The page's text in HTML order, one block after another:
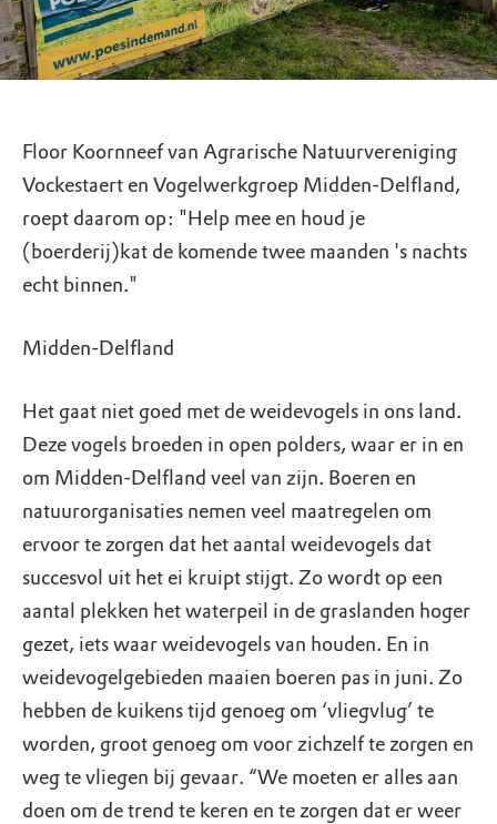
Floor Koornneef van Agrarische Natuurvereniging
Vockestaert en Vogelwerkgroep Midden-Delfland,
roept daarom op: "Help mee en houd je
(boerderij)kat de komende twee maanden 's nachts
echt binnen."
Midden-Delfland
Het gaat niet goed met de weidevogels in ons land.
Deze vogels broeden in open polders, waar er in en
om Midden-Delfland veel van zijn. Boeren en
natuurorganisaties nemen veel maatregelen om
ervoor te zorgen dat het aantal weidevogels dat
succesvol uit het ei kruipt stijgt. Zo wordt op een
aantal plekken het waterpeil in de graslanden hoger
gezet, iets waar weidevogels van houden. En in
weidevogelgebieden maaien boeren pas in juni. Zo
hebben de kuikens tijd genoeg om ‘vliegvlug’ te
worden, groot genoeg om voor zichzelf te zorgen en
weg te vliegen bij gevaar. “We moeten er alles aan
doen om de trend te keren en te zorgen dat er weer